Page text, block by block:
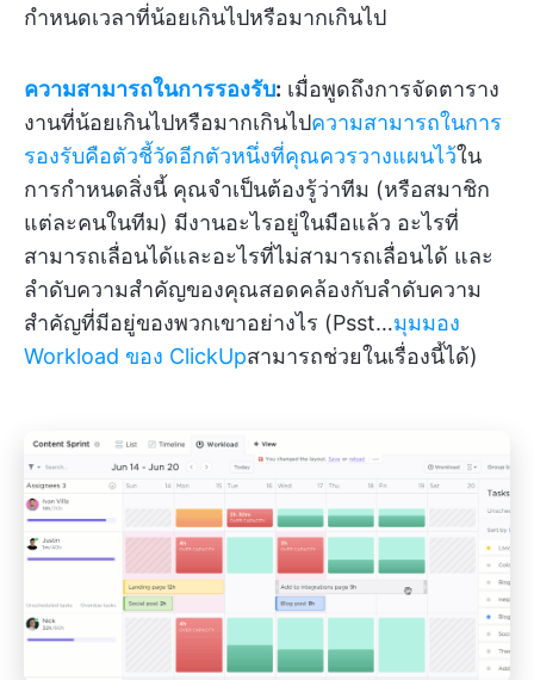
กำหนดเวลาที่น้อยเกินไปหรือมากเกินไป
ความสามารถในการรองรับ: เมื่อพูดถึงการจัดตาราง
งานที่น้อยเกินไปหรือมากเกินไปความสามารถในการ
รองรับคือตัวชี้วัดอีกตัวหนึ่งที่คุณควรวางแผนไว้ใน
การกำหนดสิ่งนี้ คุณจำเป็นต้องรู้ว่าทีม (หรือสมาชิก
แต่ละคนในทีม) มีงานอะไรอยู่ในมือแล้ว อะไรที่
สามารถเลื่อนได้และอะไรที่ไม่สามารถเลื่อนได้ และ
ลำดับความสำคัญของคุณสอดคล้องกับลำดับความ
สำคัญที่มีอยู่ของพวกเขาอย่างไร (Psst…มุมมอง
Workload ของ ClickUpสามารถช่วยในเรื่องนี้ได้)